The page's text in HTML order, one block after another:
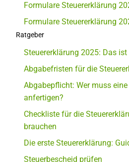
Formulare Steuererklärung
Formulare Steuererklärung
Ratgeber
Steuererklärung 2025: Das ist
Abgabefristen für die
Abgabepflicht: Wer muss
anfertigen?
Checkliste für die
brauchen
Die erste Steuererklärung:
Steuerbescheid prüfen